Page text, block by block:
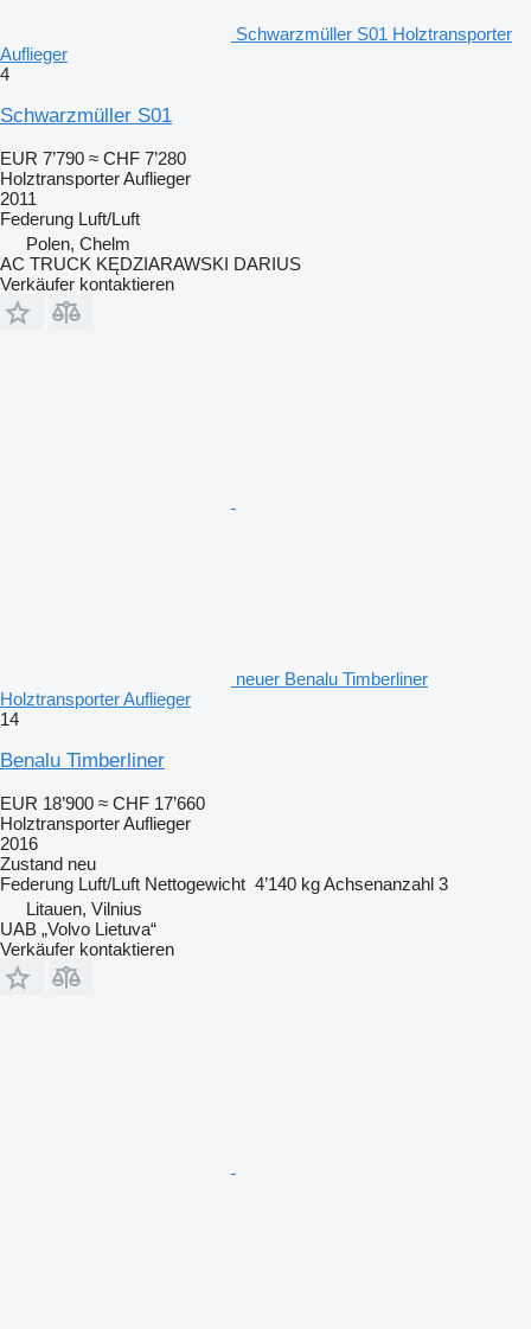
Schwarzmüller S01 Holztransporter
Auflieger
4
Schwarzmüller S01
EUR 7’790 ≈ CHF 7’280
Holztransporter Auflieger
2011
Federung Luft/Luft
Polen, Chelm
AC TRUCK KĘDZIARAWSKI DARIUS
Verkäufer kontaktieren
neuer Benalu Timberliner
Holztransporter Auflieger
14
Benalu Timberliner
EUR 18’900 ≈ CHF 17’660
Holztransporter Auflieger
2016
Zustand neu
Federung Luft/Luft Nettogewicht 4’140 kgAchsenanzahl 3
Litauen, Vilnius
UAB „Volvo Lietuva“
Verkäufer kontaktieren